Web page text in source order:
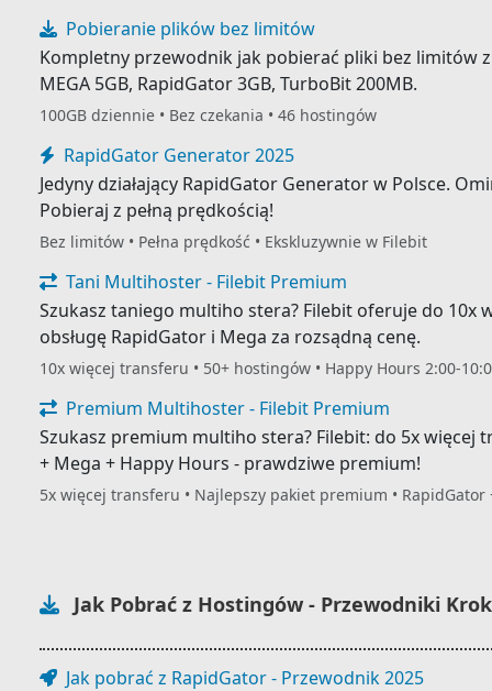
Pobieranie plików bez limitów
Kompletny przewodnik jak pobierać pliki bez limitów
MEGA 5GB, RapidGator 3GB, TurboBit 200MB.
100GB dziennie • Bez czekania • 46 hostingów
RapidGator Generator 2025
Jedyny działający RapidGator Generator w Polsce.
Pobieraj z pełną prędkością!
Bez limitów • Pełna prędkość • Ekskluzywnie w Filebit
Tani Multihoster - Filebit Premium
Szukasz taniego multiho stera? Filebit oferuje do 10x
obsługę RapidGator i Mega za rozsądną cenę.
10x więcej transferu • 50+ hostingów • Happy Hours 2:00-
Premium Multihoster - Filebit Premium
Szukasz premium multiho stera? Filebit: do 5x więcej
+ Mega + Happy Hours - prawdziwe premium!
5x więcej transferu • Najlepszy pakiet premium • RapidGator
Jak Pobrać z Hostingów - Przewodniki
Jak pobrać z RapidGator - Przewodnik 2025